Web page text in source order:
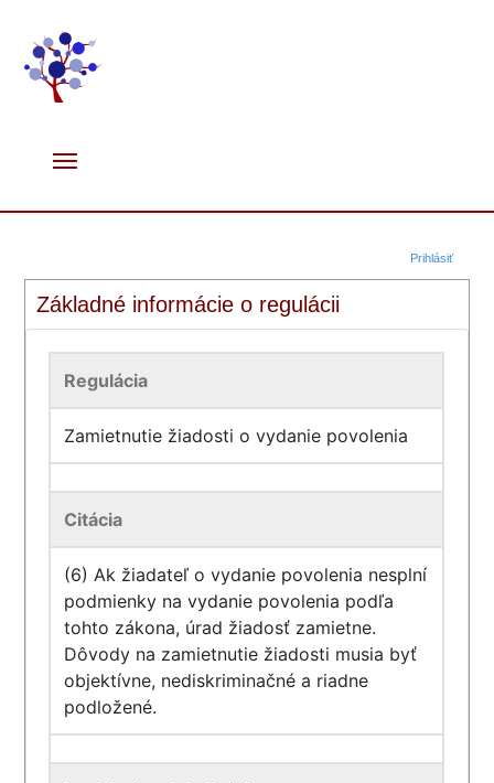
Prihlásiť
Základné informácie o regulácii
Regulácia
Zamietnutie žiadosti o vydanie povolenia
Citácia
(6) Ak žiadateľ o vydanie povolenia nesplní
podmienky na vydanie povolenia podľa
tohto zákona, úrad žiadosť zamietne.
Dôvody na zamietnutie žiadosti musia byť
objektívne, nediskriminačné a riadne
podložené.